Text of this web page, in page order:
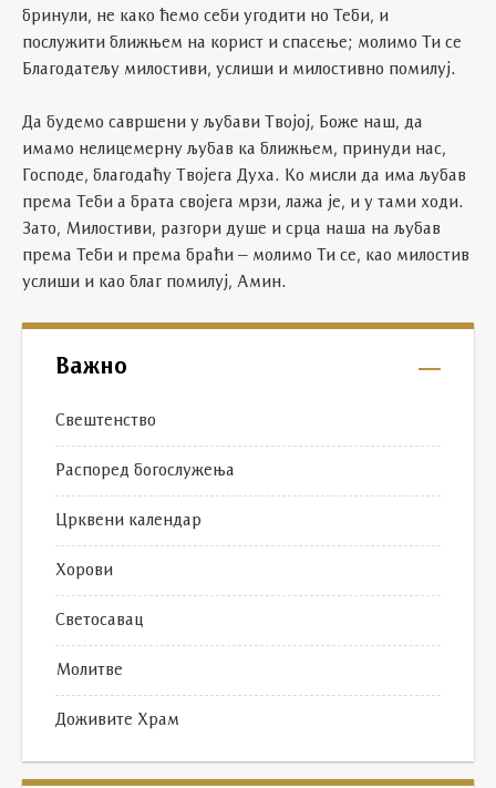
бринули, не како ћемо себи угодити но Теби, и
послужити ближњем на корист и спасење; молимо Ти се
Благодатељу милостиви, услиши и милостивно помилуј.
Да будемо савршени у љубави Твојој, Боже наш, да
имамо нелицемерну љубав ка ближњем, принуди нас,
Господе, благодаћу Твојега Духа. Ко мисли да има љубав
према Теби а брата својега мрзи, лажа је, и у тами ходи.
Зато, Милостиви, разгори душе и срца наша на љубав
према Теби и према браћи – молимо Ти се, као милостив
услиши и као благ помилуј, Амин.
Важно
Свештенство
Распоред богослужења
Црквени календар
Хорови
Светосавац
Молитве
Доживите Храм